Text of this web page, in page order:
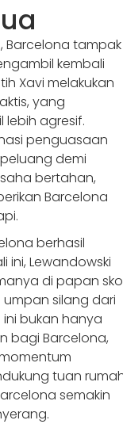
Barcelona tampak
kembali
Xavi melakukan
yang
agresif.
penguasaan
demi
bertahan,
Barcelona
berhasil
ini, Lewandowski
di papan
silang dari
ini bukan hanya
bagi Barcelona,
tuan
semakin